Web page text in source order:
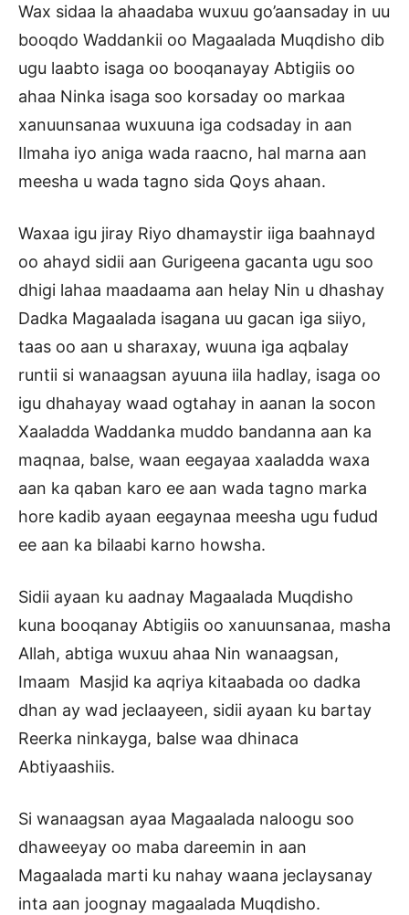
Wax sidaa la ahaadaba wuxuu go’aansaday in uu
booqdo Waddankii oo Magaalada Muqdisho dib
ugu laabto isaga oo booqanayay Abtigiis oo
ahaa Ninka isaga soo korsaday oo markaa
xanuunsanaa wuxuuna iga codsaday in aan
Ilmaha iyo aniga wada raacno, hal marna aan
meesha u wada tagno sida Qoys ahaan.
Waxaa igu jiray Riyo dhamaystir iiga baahnayd
oo ahayd sidii aan Gurigeena gacanta ugu soo
dhigi lahaa maadaama aan helay Nin u dhashay
Dadka Magaalada isagana uu gacan iga siiyo,
taas oo aan u sharaxay, wuuna iga aqbalay
runtii si wanaagsan ayuuna iila hadlay, isaga oo
igu dhahayay waad ogtahay in aanan la socon
Xaaladda Waddanka muddo bandanna aan ka
maqnaa, balse, waan eegayaa xaaladda waxa
aan ka qaban karo ee aan wada tagno marka
hore kadib ayaan eegaynaa meesha ugu fudud
ee aan ka bilaabi karno howsha.
Sidii ayaan ku aadnay Magaalada Muqdisho
kuna booqanay Abtigiis oo xanuunsanaa, masha
Allah, abtiga wuxuu ahaa Nin wanaagsan,
Imaam Masjid ka aqriya kitaabada oo dadka
dhan ay wad jeclaayeen, sidii ayaan ku bartay
Reerka ninkayga, balse waa dhinaca
Abtiyaashiis.
Si wanaagsan ayaa Magaalada naloogu soo
dhaweeyay oo maba dareemin in aan
Magaalada marti ku nahay waana jeclaysanay
inta aan joognay magaalada Muqdisho.